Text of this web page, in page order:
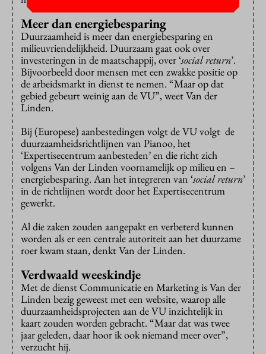
Meer dan energiebesparing
Duurzaamheid is meer dan energiebesparing en
milieuvriendelijkheid. Duurzaam gaat ook over
investeringen in de maatschappij, over ‘social return’.
Bijvoorbeeld door mensen met een zwakke positie op
de arbeidsmarkt in dienst te nemen. “Maar op dat
gebied gebeurt weinig aan de VU”, weet Van der
Linden.
Bij (Europese) aanbestedingen volgt de VU volgt de
duurzaamheidsrichtlijnen van Pianoo, het
‘Expertisecentrum aanbesteden’ en die richt zich
volgens Van der Linden voornamelijk op milieu en –
energiebesparing. Aan het integreren van ‘social return’
in de richtlijnen wordt door het Expertisecentrum
gewerkt.
Al die zaken zouden aangepakt en verbeterd kunnen
worden als er een centrale autoriteit aan het duurzame
roer kwam staan, denkt Van der Linden.
Verdwaald weeskindje
Met de dienst Communicatie en Marketing is Van der
Linden bezig geweest met een website, waarop alle
duurzaamheidsprojecten aan de VU inzichtelijk in
kaart zouden worden gebracht. “Maar dat was twee
jaar geleden, daar hoor ik ook niemand meer over”,
verzucht hij.